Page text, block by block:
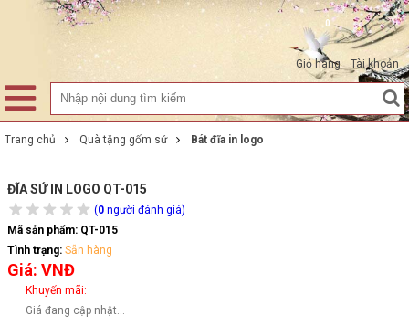
Tài khoản
Giỏ hàng
0
Trang chủ Quà tặng gốm sứ Bát đĩa in logo
ĐĨA SỨ IN LOGO QT-015
(0 người đánh giá)
Mã sản phẩm: QT-015
Tình trạng: Sẵn hàng
Giá: VNĐ
Khuyến mãi:
Giá đang cập nhật...